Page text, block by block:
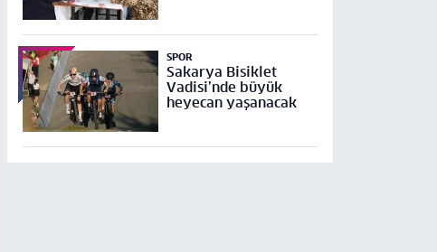
SPOR
Sakarya Bisiklet
Vadisi’nde büyük
heyecan yaşanacak